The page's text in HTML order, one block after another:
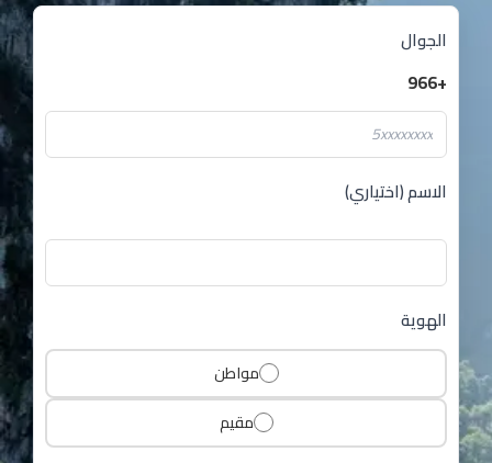
الجوال
+966
الاسم (اختياري)
الهوية
مواطن
مقيم